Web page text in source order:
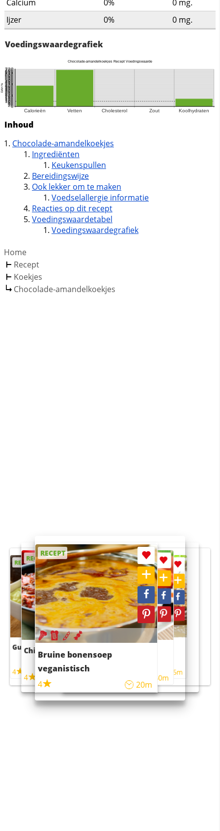
Calcium 0% 0 mg.
Ijzer
0% 0 mg.
Voedingswaardegrafiek
Inhoud
Chocolade-amandelkoekjes
Ingrediënten
Keukenspullen
Bereidingswijze
Ook lekker om te maken
Voedselallergie informatie
Reacties op dit recept
Voedingswaardetabel
Voedingswaardegrafiek
Home
Recept
Koekjes
Chocolade-amandelkoekjes
RECEPT
Guacamole
4
RECEPT
Chili con carne
4
RECEPT
Bruine bonensoep
veganistisch
4
20m
RECEPT
Sushi rijstsalade
maaltijdsalade
40m
RECEPT
4 55m